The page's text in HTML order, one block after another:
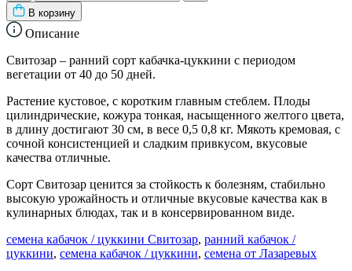
В корзину
Описание
Свитозар – ранний сорт кабачка-цуккини с периодом
вегетации от 40 до 50 дней.
Растение кустовое, с коротким главным стеблем. Плоды
цилиндрические, кожура тонкая, насыщенного желтого цвета,
в длину достигают 30 см, в весе 0,5 0,8 кг. Мякоть кремовая, с
сочной консистенцией и сладким привкусом, вкусовые
качества отличные.
Сорт Свитозар ценится за стойкость к болезням, стабильно
высокую урожайность и отличные вкусовые качества как в
кулинарных блюдах, так и в консервированном виде.
семена кабачок / цуккини Свитозар, ранний кабачок /
цуккини, семена кабачок / цуккини, семена от Лазаревых